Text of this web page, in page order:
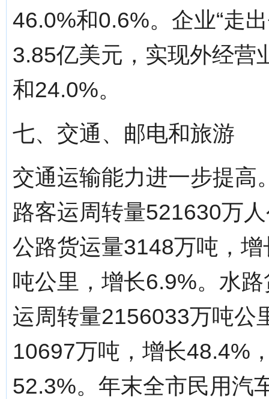
46.0%和0.6%。企业“走
3.85亿美元，实现外经营
和24.0%。
七、交通、邮电和旅游
交通运输能力进一步提高
路客运周转量521630万
公路货运量3148万吨，
吨公里，增长6.9%。水
运周转量2156033万吨公
10697万吨，增长48.4%
52.3%。年末全市民用汽